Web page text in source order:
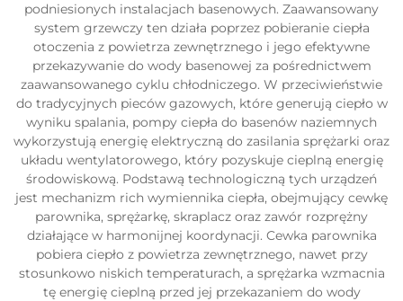
podniesionych instalacjach basenowych. Zaawansowany
system grzewczy ten działa poprzez pobieranie ciepła
otoczenia z powietrza zewnętrznego i jego efektywne
przekazywanie do wody basenowej za pośrednictwem
zaawansowanego cyklu chłodniczego. W przeciwieństwie
do tradycyjnych pieców gazowych, które generują ciepło w
wyniku spalania, pompy ciepła do basenów naziemnych
wykorzystują energię elektryczną do zasilania sprężarki oraz
układu wentylatorowego, który pozyskuje cieplną energię
środowiskową. Podstawą technologiczną tych urządzeń
jest mechanizm rich wymiennika ciepła, obejmujący cewkę
parownika, sprężarkę, skraplacz oraz zawór rozprężny
działające w harmonijnej koordynacji. Cewka parownika
pobiera ciepło z powietrza zewnętrznego, nawet przy
stosunkowo niskich temperaturach, a sprężarka wzmacnia
tę energię cieplną przed jej przekazaniem do wody